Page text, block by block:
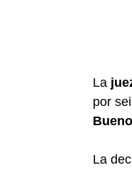
La
por
La